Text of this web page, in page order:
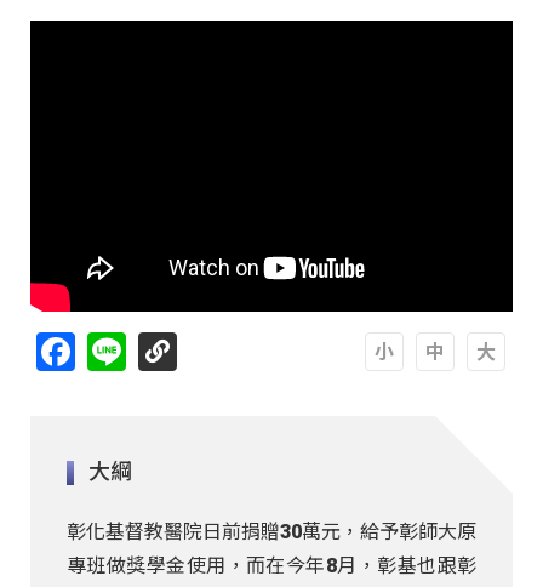
Facebook
Line
大綱
彰化基督教醫院日前捐贈30萬元，給予彰師大原
專班做獎學金使用，而在今年8月，彰基也跟彰